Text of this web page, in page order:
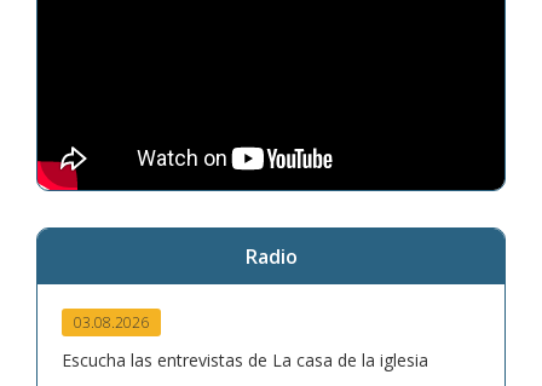
Radio
03.08.2026
Escucha las entrevistas de La casa de la iglesia